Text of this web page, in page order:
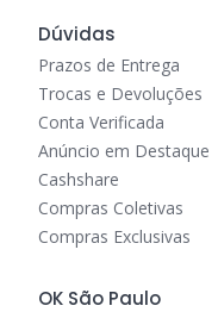
Dúvidas
Prazos de Entrega
Trocas e Devoluções
Conta Verificada
Anúncio em Destaque
Cashshare
Compras Coletivas
Compras Exclusivas
OK São Paulo